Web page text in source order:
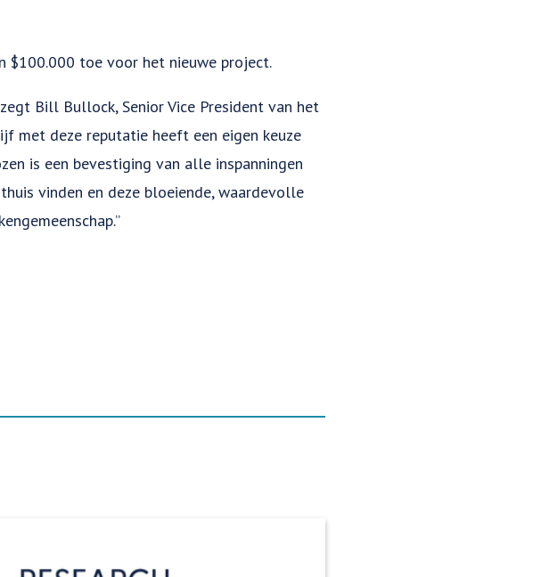
$100.000 toe voor het nieuwe project.
Bill Bullock, Senior Vice President van het
met deze reputatie heeft een eigen keuze
is een bevestiging van alle inspanningen
vinden en deze bloeiende, waardevolle